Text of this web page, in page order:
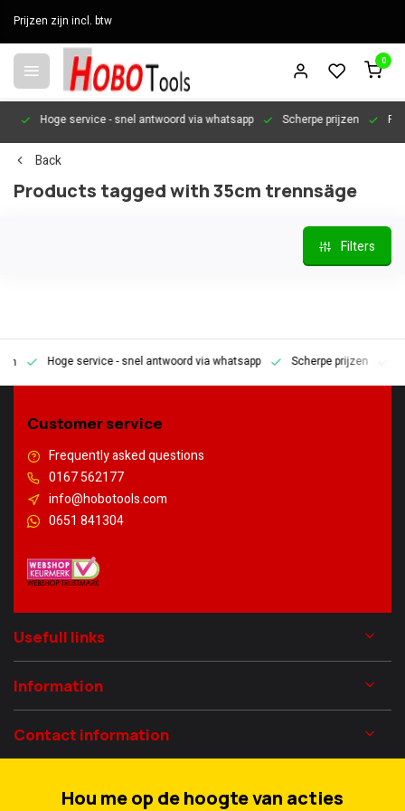
Prijzen zijn incl. btw
0
Hoge service- snel antwoord via whatsapp Scherpe prijzen
Back
Products tagged with 35cm trennsäge
Filters
Hoge service- snel antwoord via whatsapp Scherpe prijzen
Customer service
Frequently asked questions
0167 562177
info@hobotools.com
0651 841304
Usefull links
Information
Contact information
Hou me op de hoogte van acties